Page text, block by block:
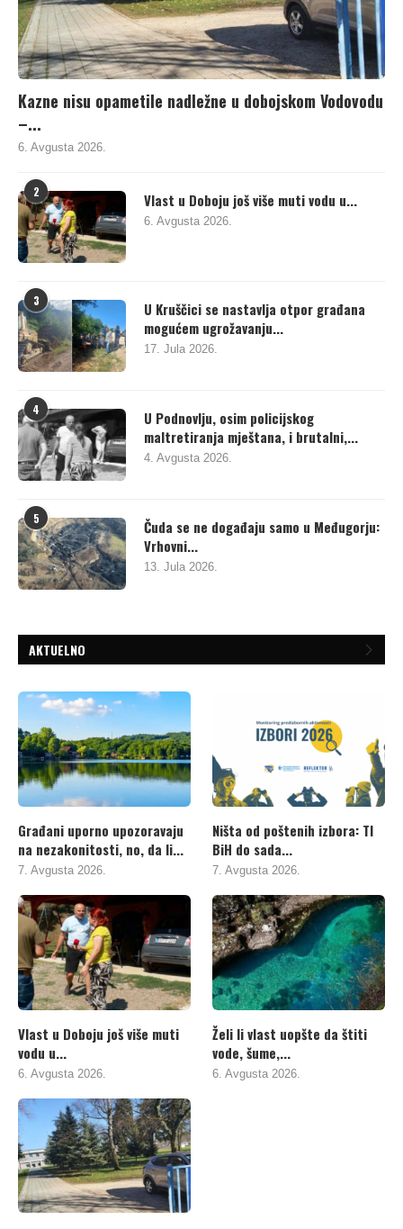
Kazne nisu opametile nadležne u dobojskom Vodovodu
–...
6. Avgusta 2026.
2 Vlast u Doboju još više muti vodu u...
6. Avgusta 2026.
3
U Kruščici se nastavlja otpor građana
mogućem ugrožavanju...
17. Jula 2026.
4
U Podnovlju, osim policijskog
maltretiranja mještana, i brutalni,...
4. Avgusta 2026.
5
Čuda se ne događaju samo u Međugorju:
Vrhovni...
13. Jula 2026.
AKTUELNO
Građani uporno upozoravaju
na nezakonitosti, no, da li...
7. Avgusta 2026.
Ništa od poštenih izbora: TI
BiH do sada...
7. Avgusta 2026.
Vlast u Doboju još više muti
vodu u...
6. Avgusta 2026.
Želi li vlast uopšte da štiti
vode, šume,...
6. Avgusta 2026.